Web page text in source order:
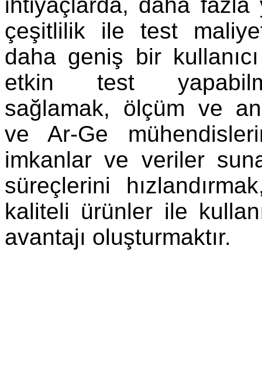
çeşitlilik ile test
daha geniş bir
etkin test
sağlamak, ölçüm ve
ve Ar-Ge
imkanlar ve veriler
süreçlerini
kaliteli ürünler ile
avantajı oluşturmaktır.